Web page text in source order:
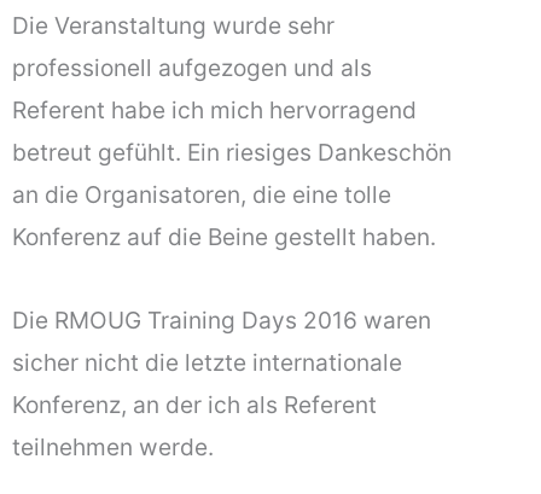
Die Veranstaltung wurde sehr
professionell aufgezogen und als
Referent habe ich mich hervorragend
betreut gefühlt. Ein riesiges Dankeschön
an die Organisatoren, die eine tolle
Konferenz auf die Beine gestellt haben.
Die RMOUG Training Days 2016 waren
sicher nicht die letzte internationale
Konferenz, an der ich als Referent
teilnehmen werde.